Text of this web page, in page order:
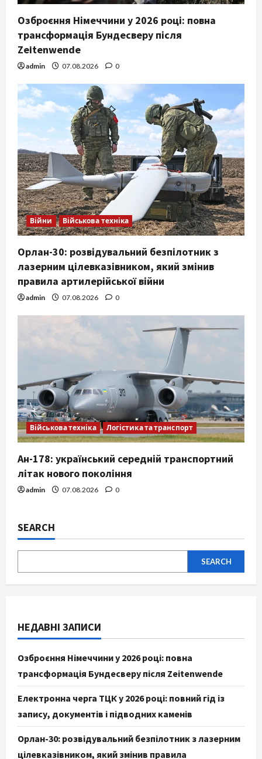
Озброєння Німеччини у 2026 році: повна
трансформація Бундесверу після
Zeitenwende
admin 07.08.2026 0
Війни Військова техніка
Орлан-30: розвідувальний безпілотник з
лазерним цілевказівником, який змінив
правила артилерійської війни
admin 07.08.2026 0
Військова техніка Логістика та транспорт
Ан-178: український середній транспортний
літак нового покоління
admin 07.08.2026 0
SEARCH
SEARCH
НЕДАВНІ ЗАПИСИ
Озброєння Німеччини у 2026 році: повна
трансформація Бундесверу після Zeitenwende
Електронна черга ТЦК у 2026 році: повний гід із
запису, документів і підводних каменів
Орлан-30: розвідувальний безпілотник з лазерним
цілевказівником, який змінив правила